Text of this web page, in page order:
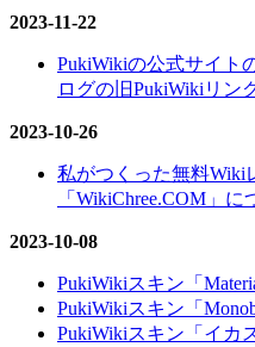
2023-11-22
PukiWikiの公式サイト
ログの旧PukiWikiリン
2023-10-26
私がつくった無料Wiki
「WikiChree.COM」に
2023-10-08
PukiWikiスキン「
PukiWikiスキン「
PukiWikiスキン「イカ